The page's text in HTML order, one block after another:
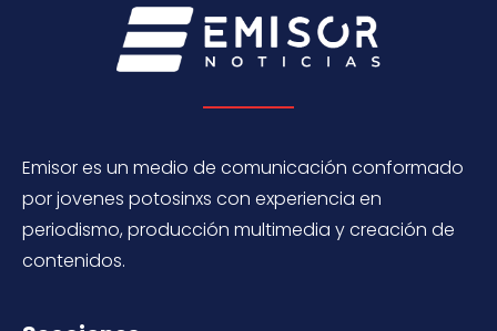
Emisor es un medio de comunicación conformado
por jovenes potosinxs con experiencia en
periodismo, producción multimedia y creación de
contenidos.